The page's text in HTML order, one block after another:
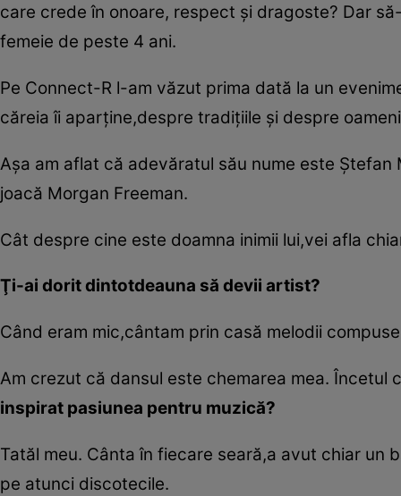
care crede în onoare, respect şi dragoste? Dar
femeie de peste 4 ani.
Pe Connect-R l-am văzut prima dată la un
căreia îi aparţine,despre tradiţiile şi despre
Aşa am aflat că adevăratul său nume este
joacă Morgan Freeman.
Cât despre cine este doamna inimii lui,vei afla
Ţi-ai dorit dintotdeauna să devii artist?
Când eram mic,cântam prin casă melodii
Am crezut că dansul este chemarea mea. Încetul
inspirat pasiunea pentru muzică?
Tatăl meu. Cânta în fiecare seară,a avut chiar un
pe atunci discotecile.